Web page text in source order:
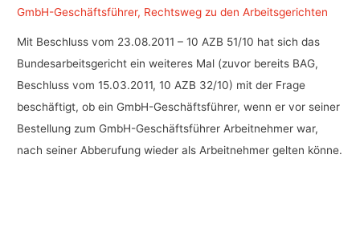
GmbH-Geschäftsführer, Rechtsweg zu den Arbeitsgerichten
Mit Beschluss vom 23.08.2011 – 10 AZB 51/10 hat sich das
Bundesarbeitsgericht ein weiteres Mal (zuvor bereits BAG,
Beschluss vom 15.03.2011, 10 AZB 32/10) mit der Frage
beschäftigt, ob ein GmbH-Geschäftsführer, wenn er vor seiner
Bestellung zum GmbH-Geschäftsführer Arbeitnehmer war,
nach seiner Abberufung wieder als Arbeitnehmer gelten könne.